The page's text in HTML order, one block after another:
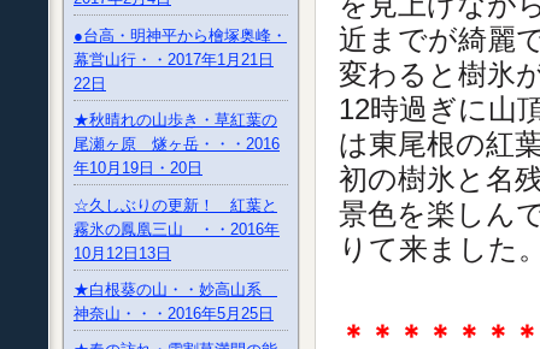
●台高・明神平から檜塚奥峰・
幕営山行・・2017年1月21日
22日
★秋晴れの山歩き・草紅葉の
尾瀬ヶ原 燧ヶ岳・・・2016
年10月19日・20日
☆久しぶりの更新！ 紅葉と
霧氷の鳳凰三山 ・・2016年
10月12日13日
★白根葵の山・・妙高山系
神奈山・・・2016年5月25日
近までが綺麗
変わると樹氷
12時過ぎに山
は東尾根の紅
初の樹氷と名
景色を楽しん
りて来ました
＊＊＊＊＊＊＊